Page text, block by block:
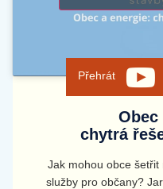
Přehrát
Obec
chytrá
Jak mohou obce
služby pro občany?